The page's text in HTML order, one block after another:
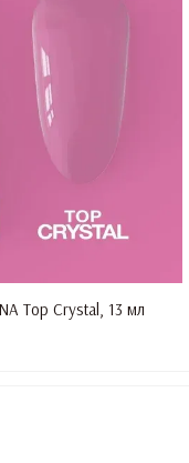
Top Crystal, 13 мл